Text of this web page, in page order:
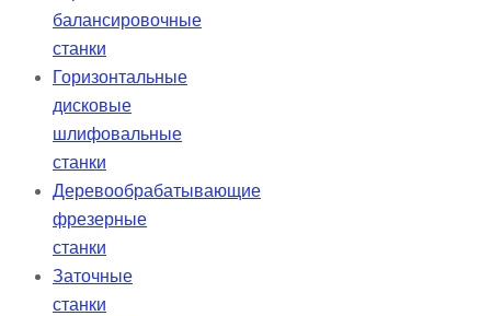
балансировочные
станки
Горизонтальные
дисковые
шлифовальные
станки
Деревообрабатывающие
фрезерные
станки
Заточные
станки